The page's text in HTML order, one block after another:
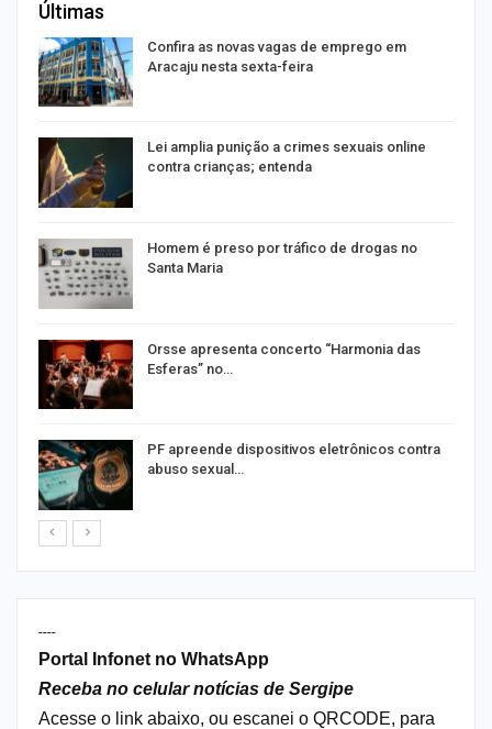
Últimas
Confira as novas vagas de emprego em
Aracaju nesta sexta-feira
Lei amplia punição a crimes sexuais online
contra crianças; entenda
Homem é preso por tráfico de drogas no
Santa Maria
Orsse apresenta concerto “Harmonia das
Esferas” no…
PF apreende dispositivos eletrônicos contra
abuso sexual…
----
Portal Infonet no WhatsApp
Receba no celular notícias de Sergipe
Acesse o link abaixo, ou escanei o QRCODE, para